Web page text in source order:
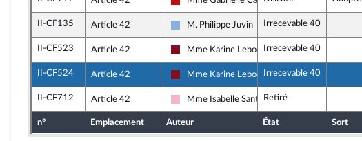
La France insoumise - Nouveau Front Populaire
II-CF135 Article 42
Droite Républicaine
M. Philippe Juvin Irrecevable 40
II-CF523 Article 42
Gauche Démocrate et Républicaine
Mme Karine Lebon Irrecevable 40
II-CF524 Article 42
Gauche Démocrate et Républicaine
Mme Karine Lebon Irrecevable 40
II-CF712 Article 42
Socialistes et apparentés
Mme Isabelle SantiagoRetiré
n° Emplacement Auteur État Sort